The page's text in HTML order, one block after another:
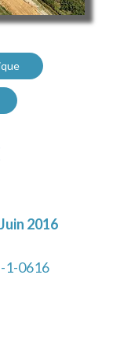
2016
1-0616